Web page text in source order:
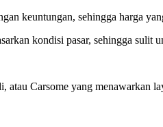
keuntungan, sehingga harga
kondisi pasar, sehingga sulit
Carsome yang menawarkan